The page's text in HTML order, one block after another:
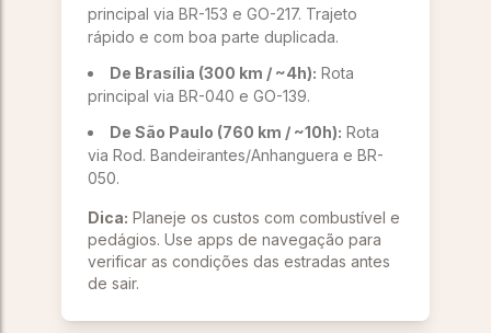
principal via BR-153 e GO-217. Trajeto
rápido e com boa parte duplicada.
De Brasília (300 km / ~4h): Rota
principal via BR-040 e GO-139.
De São Paulo (760 km / ~10h): Rota
via Rod. Bandeirantes/Anhanguera e BR-
050.
Dica: Planeje os custos com combustível e
pedágios. Use apps de navegação para
verificar as condições das estradas antes
de sair.